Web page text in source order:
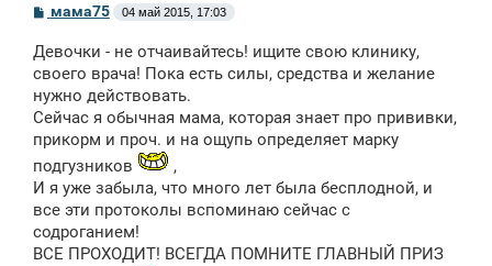
С
б
щ
н
и
мама75 04 май 2015, 17:03
Девочки - не отчаивайтесь! ищите свою клинику,
своего врача! Пока есть силы, средства и желание
нужно действовать.
Сейчас я обычная мама, которая знает про прививки,
прикорм и проч. и на ощупь определяет марку
подгузников
,
И я уже забыла, что много лет была бесплодной, и
все эти протоколы вспоминаю сейчас с
содроганием!
ВСЕ ПРОХОДИТ! ВСЕГДА ПОМНИТЕ ГЛАВНЫЙ ПРИЗ